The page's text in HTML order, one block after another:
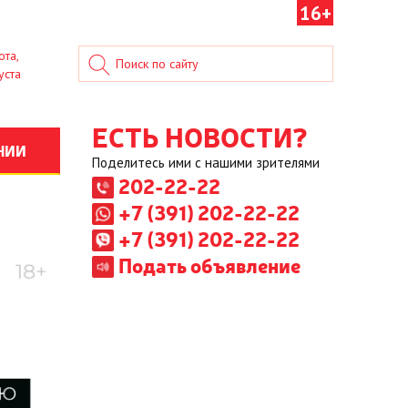
16+
ЕСТЬ НОВОСТИ?
Поделитесь ими с нашими зрителями
202-22-22
+7 (391) 202-22-22
+7 (391) 202-22-22
Подать объявление